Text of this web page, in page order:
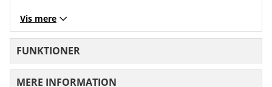
Vis mere
FUNKTIONER
MERE INFORMATION